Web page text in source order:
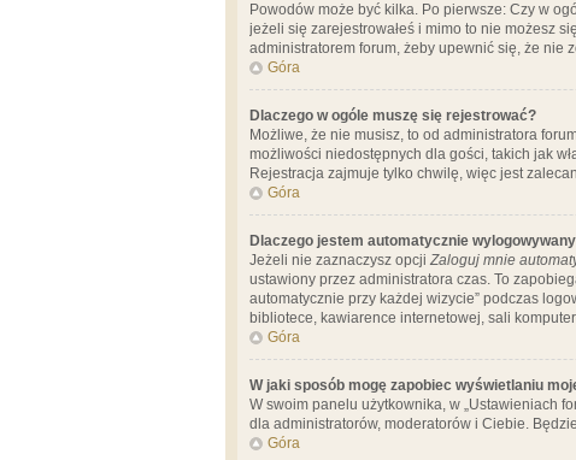
Powodów może być kilka. Po pierwsze: Czy w
jeżeli się zarejestrowałeś i mimo to nie możesz
administratorem forum, żeby upewnić się, że nie
Góra
Dlaczego w ogóle muszę się rejestrować?
Możliwe, że nie musisz, to od administratora
możliwości niedostępnych dla gości, takich jak
Rejestracja zajmuje tylko chwilę, więc jest
Góra
Dlaczego jestem automatycznie
Jeżeli nie zaznaczysz opcji Zaloguj mnie
ustawiony przez administratora czas. To
automatycznie przy każdej wizycie” podczas
bibliotece, kawiarence internetowej, sali
Góra
W jaki sposób mogę zapobiec wyświetlaniu
W swoim panelu użytkownika, w „Ustawieniach
dla administratorów, moderatorów i Ciebie.
Góra